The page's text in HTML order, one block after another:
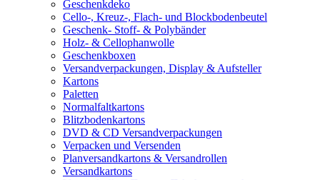
Geschenkdeko
Cello-, Kreuz-, Flach- und Blockbodenbeutel
Geschenk- Stoff- & Polybänder
Holz- & Cellophanwolle
Geschenkboxen
Versandverpackungen, Display & Aufsteller
Kartons
Paletten
Normalfaltkartons
Blitzbodenkartons
DVD & CD Versandverpackungen
Verpacken und Versenden
Planversandkartons & Versandrollen
Versandkartons